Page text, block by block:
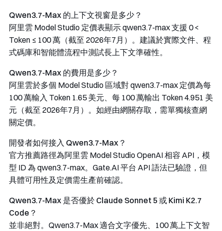
Qwen3.7-Max 的上下文視窗是多少？
阿里雲 Model Studio 定價表顯示qwen3.7-max支援 0 <
Token ≤ 100 萬（截至 2026年7月）。建議於實際文件、程
式碼庫和智能體流程中測試長上下文準確性。
Qwen3.7-Max 的費用是多少？
阿里雲於多個 Model Studio 區域對qwen3.7-max 定價為每
100 萬輸入 Token 1.65 美元、每 100 萬輸出 Token 4.951 美
元（截至 2026年7月）。如經由網關存取，需單獨核查網
關定價。
開發者如何接入 Qwen3.7-Max？
官方推薦路徑為阿里雲 Model Studio OpenAI 相容 API，模
型 ID 為 qwen3.7-max。Gate.AI 平台 API 語法已驗證，但
具體可用性及定價需生產前確認。
Qwen3.7-Max 是否優於 Claude Sonnet 5 或 Kimi K2.7
Code？
並非絕對。Qwen3.7-Max 適合文字優先、100 萬上下文智